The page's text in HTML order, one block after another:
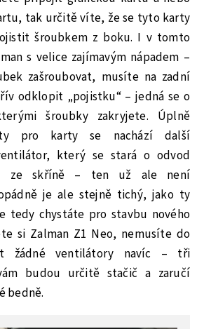
tak určitě víte, že se tyto karty
šroubkem z boku. I v tomto
s velice zajímavým nápadem –
zašroubovat, musíte na zadní
odklopit „pojistku“ – jedná se o
šroubky zakryjete. Úplně
pro karty se nachází další
který se stará o odvod
ze skříně – ten už ale není
je ale stejně tichý, jako ty
tedy chystáte pro stavbu nového
si Zalman Z1 Neo, nemusíte do
žádné ventilátory navíc – tři
budou určitě stačič a zaručí
bedně.